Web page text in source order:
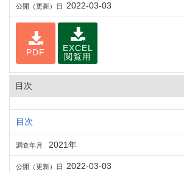
公開（更新）日 2022-03-03
PDF
EXCEL
閲覧用
目次
目次
調査年月 2021年
公開（更新）日 2022-03-03